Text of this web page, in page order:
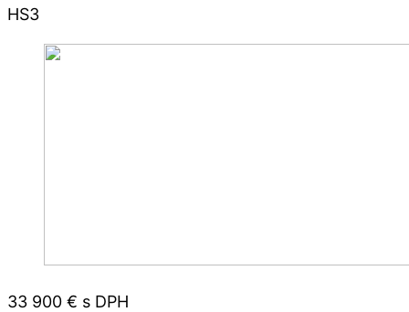
HS3
33 900 € s DPH